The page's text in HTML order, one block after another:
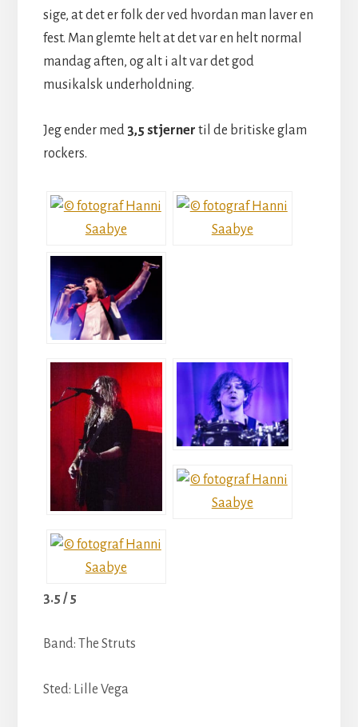
sige, at det erfolk der ved hvordan man laver en
fest. Man glemte helt at det var en helt normal
mandag aften, og a lt i alt var det god
musikalsk underholdning.
Jeg ender med 3,5 stjerner til de britiske glam
rockers.
3.5 / 5
Band: The Struts
Sted: Lille Vega